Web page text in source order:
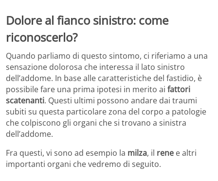
Dolore al fianco sinistro: come
riconoscerlo?
Quando parliamo di questo sintomo, ci riferiamo a una
sensazione dolorosa che interessa il lato sinistro
dell’addome. In base alle caratteristiche del fastidio, è
possibile fare una prima ipotesi in merito ai fattori
scatenanti. Questi ultimi possono andare dai traumi
subiti su questa particolare zona del corpo a patologie
che colpiscono gli organi che si trovano a sinistra
dell’addome.
Fra questi, vi sono ad esempio la milza, il rene e altri
importanti organi che vedremo di seguito.